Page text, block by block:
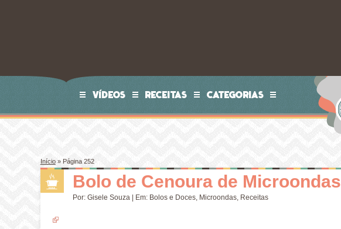
VÍDEOS RECEITAS CATEGORIAS
Início» Página 252
Bolo de Cenoura de Microondas
Por: Gisele Souza| Em: Bolos e Doces, Microondas, Receitas